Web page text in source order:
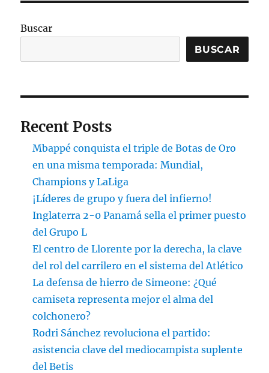
Buscar
BUSCAR
Recent Posts
Mbappé conquista el triple de Botas de Oro
en una misma temporada: Mundial,
Champions y LaLiga
¡Líderes de grupo y fuera del infierno!
Inglaterra 2-0 Panamá sella el primer puesto
del Grupo L
El centro de Llorente por la derecha, la clave
del rol del carrilero en el sistema del Atlético
La defensa de hierro de Simeone: ¿Qué
camiseta representa mejor el alma del
colchonero?
Rodri Sánchez revoluciona el partido:
asistencia clave del mediocampista suplente
del Betis